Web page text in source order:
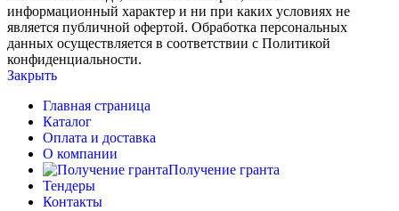
информационный характер и ни при каких условиях не
является публичной офертой. Обработка персональных
данных осуществляется в соответствии с Политикой
конфиденциальности.
Закрыть
Главная страница
Каталог
Оплата и доставка
О компании
Получение гранта
Тендеры
Контакты